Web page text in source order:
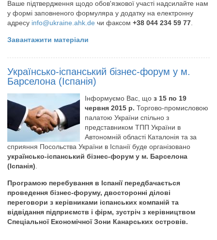
Ваше пiдтвердження щодо обов'язкової участi надсилайте нам
у формi заповненого формуляра у додатку на електронну
адресу iпfо@ukrаiпе.аhk.dе чи факсом +38 044 234 59 77
Завантажити матеріали
Українсько-іспанський бізнес-форум у м.
Барселона (Іспанія)
Інформуємо Вас, що з 15 по 19
червня 2015 р. Торгово-промисловою
палатою України спільно з
представником ТПП України в
Автономній області Каталонія та за
сприяння Посольства України в Іспанії буде організовано
українсько-іспанський бізнес-форум у м. Барселона
(Іспанія)
Програмою перебування в Іспанії передбачається
проведення бізнес-форуму, двосторонні ділові
переговори з керівниками іспанських компаній та
відвідання підприємств і фірм, зустріч з керівництвом
Спеціальної Економічної Зони Канарських островів.